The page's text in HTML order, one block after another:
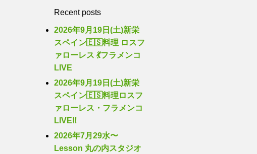
Recent posts
2026年9月19日(土)新栄
スペイン🇪🇸料理 ロスフ
ァローレス 💃フラメンコ
LIVE
2026年9月19日(土)新栄
スペイン🇪🇸料理ロスフ
ァローレス・フラメンコ
LIVE‼️
2026年7月29水〜
Lesson 丸の内スタジオ